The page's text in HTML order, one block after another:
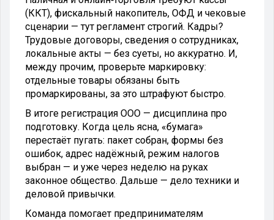
(ККТ), фискальный накопитель, ОФД и чековые
сценарии — тут регламент строгий. Кадры?
Трудовые договоры, сведения о сотрудниках,
локальные акты — без суеты, но аккуратно. И,
между прочим, проверьте маркировку:
отдельные товары обязаны быть
промаркированы, за это штрафуют быстро.
В итоге регистрация ООО — дисциплина про
подготовку. Когда цель ясна, «бумага»
перестаёт пугать: пакет собран, формы без
ошибок, адрес надёжный, режим налогов
выбран — и уже через неделю на руках
законное общество. Дальше — дело техники и
деловой привычки.
Команда помогает предпринимателям